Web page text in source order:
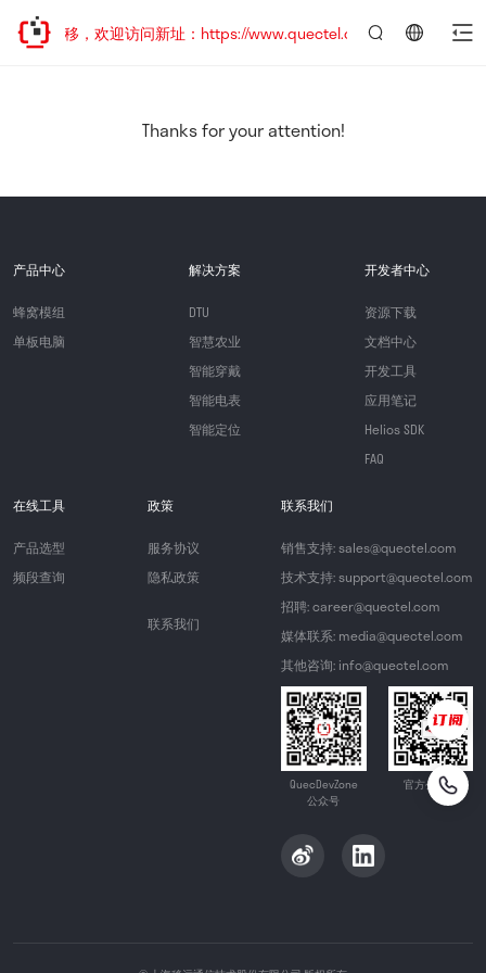
址已迁移，欢迎访问新址：https://www.quectel.com.cn
Thanks for your attention!
产品中心
蜂窝模组
单板电脑
解决方案
DTU
智慧农业
智能穿戴
智能电表
智能定位
开发者中心
资源下载
文档中心
开发工具
应用笔记
Helios SDK
FAQ
在线工具
产品选型
频段查询
政策
服务协议
隐私政策
联系我们
联系我们
销售支持: sales@quectel.com
技术支持: support@quectel.com
招聘: career@quectel.com
媒体联系: media@quectel.com
其他咨询: info@quectel.com
QuecDevZone
公众号
官方公众号